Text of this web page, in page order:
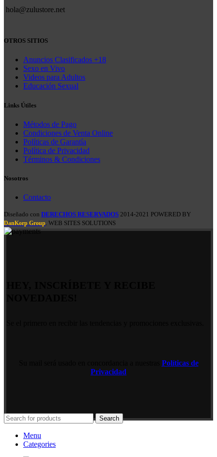
hola@zulustore.net
OTROS SITIOS
Anuncios Clasificados +18
Sexo en Vivo
Videos para Adultos
Educación Sexual
Links Útiles
Métodos de Pago
Condiciones de Venta Online
Políticas de Garantía
Política de Privacidad
Términos & Condiciones
Nosotros
Contacto
Diseñado con DERECHOS RESERVADOS 2014-2021 POWERED BY
DanKorp Group. WEB SITES SOLUTIONS
Políticas de
Privacidad
Search
Menu
Categories